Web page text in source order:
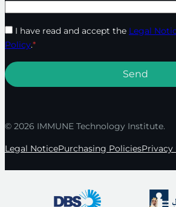
I have read and accept the Legal
Policy.*
© 2026 IMMUNE Technology Institute.
Legal NoticePurchasing PoliciesPrivacy